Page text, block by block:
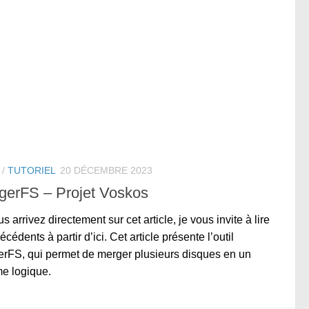
/ TUTORIEL 20 DÉCEMBRE 2023
– Projet Voskos
arrivez directement sur cet article, je vous invite à lire
à partir d’ici. Cet article présente l’outil
qui permet de merger plusieurs disques en un
logique.